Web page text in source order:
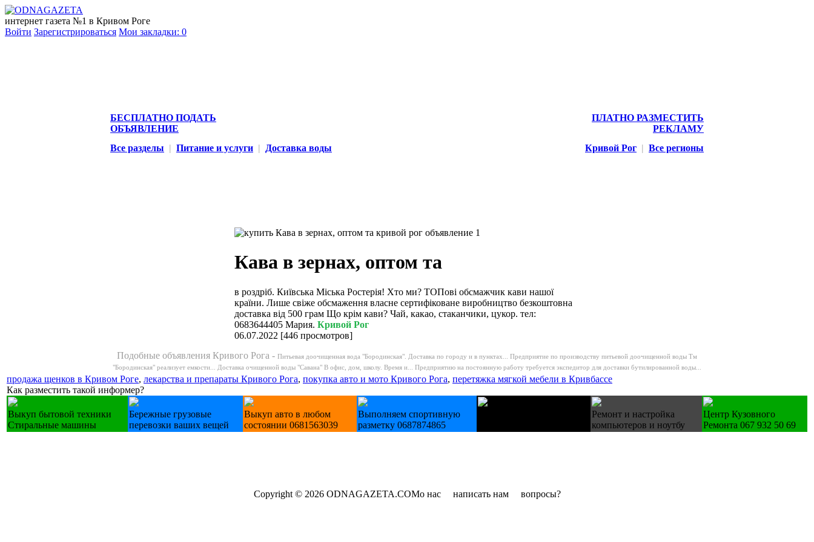
интернет газета №1 в Кривом Роге
Войти Зарегистрироваться Мои закладки: 0
БЕСПЛАТНО ПОДАТЬ
ОБЪЯВЛЕНИЕ
ПЛАТНО РАЗМЕСТИТЬ
РЕКЛАМУ
Все разделы | Питание и услуги | Доставка воды Кривой Рог | Все регионы
Кава в зернах, оптом та
в роздріб. Київська Міська Ростерія! Хто ми? ТОПові обсмажчик кави нашої
країни. Лише свіже обсмаження власне сертифіковане виробництво безкоштовна
доставка від 500 грам Що крім кави? Чай, какао, стаканчики, цукор. тел:
0683644405 Мария. Кривой Рог
06.07.2022 [446 просмотров]
Подобные объявления Кривого Рога - Питьевая доочищенная вода "Бородинская". Доставка по городу и в пунктах... Предприятие по производству питьевой доочищенной воды Тм
"Бородинская" реализует емкости... Доставка очищенной воды "Савана" В офис, дом, школу. Время и... Предприятию на постоянную работу требуется экспедитор для доставки бутилированной воды...
продажа щенков в Кривом Роге, лекарства и препараты Кривого Рога, покупка авто и мото Кривого Рога, перетяжка мягкой мебели в Кривбассе
Как разместить такой информер?
Выкуп бытовой техники
Стиральные машины
Бережные грузовые
перевозки ваших вещей
Выкуп авто в любом
состоянии 0681563039
Выполняем спортивную
разметку 0687874865
Ремонт и настройка
компьютеров и ноутбу
Центр Кузовного
Ремонта 067 932 50 69
Copyright © 2026 ODNAGAZETA.COMо нас написать нам вопросы?